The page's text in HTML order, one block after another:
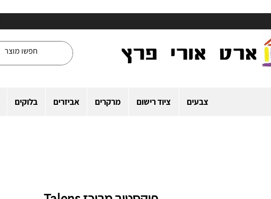
צבעים ציוד רישום מרקרים אביזרים בלוקים